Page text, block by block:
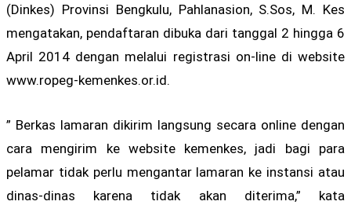
(Dinkes) Provinsi Bengkulu, Pahlanasion, S.Sos, M. Kes
mengatakan, pendaftaran dibuka dari tanggal 2 hingga 6
April 2014 dengan melalui registrasi on-line di website
www.ropeg-kemenkes.or.id.
” Berkas lamaran dikirim langsung secara online dengan
cara mengirim ke website kemenkes, jadi bagi para
pelamar tidak perlu mengantar lamaran ke instansi atau
dinas-dinas karena tidak akan diterima,” kata